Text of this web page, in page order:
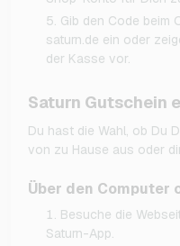
Gib den Code beim
saturn.de ein oder
der Kasse vor.
Saturn Gutschein
Du hast die Wahl, ob Du
von zu Hause aus oder
Über den Computer
Besuche die
Saturn-App.